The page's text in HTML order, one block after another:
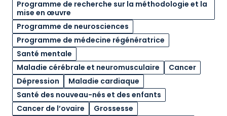
Programme de recherche sur la méthodologie et la
mise en œuvre
Programme de neurosciences
Programme de médecine régénératrice
Santé mentale
Maladie cérébrale et neuromusculaire
Cancer
Dépression
Maladie cardiaque
Santé des nouveau-nés et des enfants
Cancer de l’ovaire
Grossesse